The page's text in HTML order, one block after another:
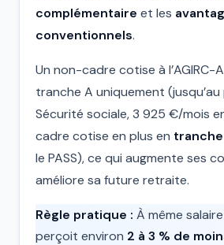
complémentaire et les
conventionnels.
Un non-cadre cotise à l’AGIRC-
tranche A uniquement
Sécurité sociale, 3 925 €/mois
cadre cotise en plus en tranche
le PASS), ce qui augmente ses
améliore sa future retraite.
Règle pratique : À même
perçoit environ 2 à 3 % de